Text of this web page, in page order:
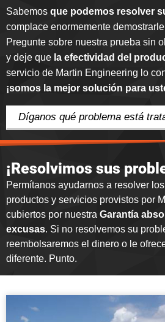
Sabemos que podemos resolver
complace enormemente
Pregunte sobre nuestra prueba sin
y deje que la efectividad del
servicio de Martin Engineering lo
¡somos la mejor solución para
Díganos qué problema está
¡Resolvimos sus
Permítanos ayudarnos a resolver
productos y servicios provistos por
cubiertos por nuestra Garantía
excusas. Si no resolvemos su
reembolsaremos el dinero o le
diferente. Punto.